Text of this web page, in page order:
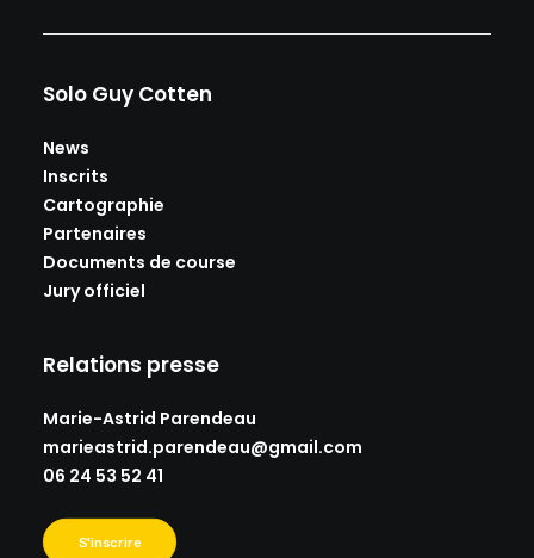
Solo Guy Cotten
News
Inscrits
Cartographie
Partenaires
Documents de course
Jury officiel
Relations presse
Marie-Astrid Parendeau
marieastrid.parendeau@gmail.com
06 24 53 52 41
S'inscrire